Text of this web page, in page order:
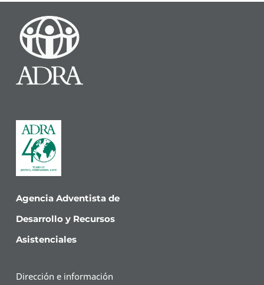
Agencia Adventista de
Desarrollo y Recursos
Asistenciales
Dirección e información